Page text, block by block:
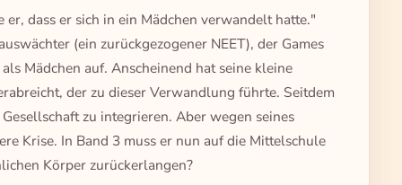
dass er sich in ein Mädchen verwandelt hatte."
(ein zurückgezogener NEET), der Games
Mädchen auf. Anscheinend hat seine kleine
der zu dieser Verwandlung führte. Seitdem
zu integrieren. Aber wegen seines
Krise. In Band 3 muss er nun auf die Mittelschule
Körper zurückerlangen?